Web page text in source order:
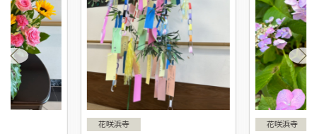
花咲浜寺 花咲浜寺